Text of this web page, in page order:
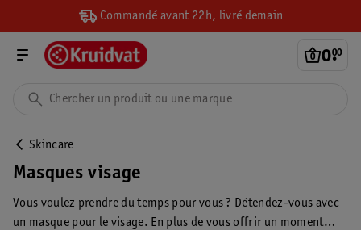
Commandé avant 22h, livré demain
0.
00
Skincare
Masques visage
Vous voulez prendre du temps pour vous ? Détendez-vous avec
un masque pour le visage. En plus de vous offrir un moment